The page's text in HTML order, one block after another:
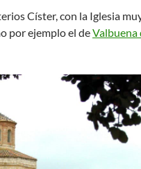
Císter, con la Iglesia
por ejemplo el deValbuena